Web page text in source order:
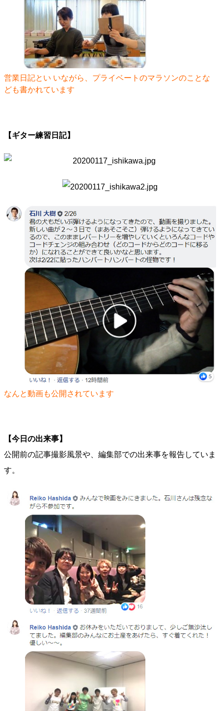
営業日記とい いながら、プライベートのマラソンのことな
ども書かれています
【ギター練習日記】
なんと動画も公開されています
【今日の出来事】
公開前の記事撮影風景や、編集部での出来事を報告していま
す。